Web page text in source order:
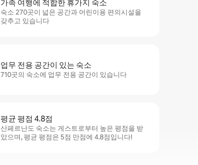
가족 여행에 적합한 휴가지 숙소
숙소 270곳이 넓은 공간과 어린이용 편의시설을
갖추고 있습니다
업무 전용 공간이 있는 숙소
710곳의 숙소에 업무 전용 공간이 있습니다
평균 평점 4.8점
산페르난도 숙소는 게스트로부터 높은 평점을 받
았으며, 평균 평점은 5점 만점에 4.8점입니다!